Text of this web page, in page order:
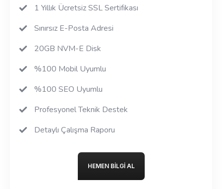
1 Yıllık Ücretsiz SSL Sertifikası
Sınırsız E-Posta Adresi
20GB NVM-E Disk
%100 Mobil Uyumlu
%100 SEO Uyumlu
Profesyonel Teknik Destek
Detaylı Çalışma Raporu
HEMEN BILGI AL